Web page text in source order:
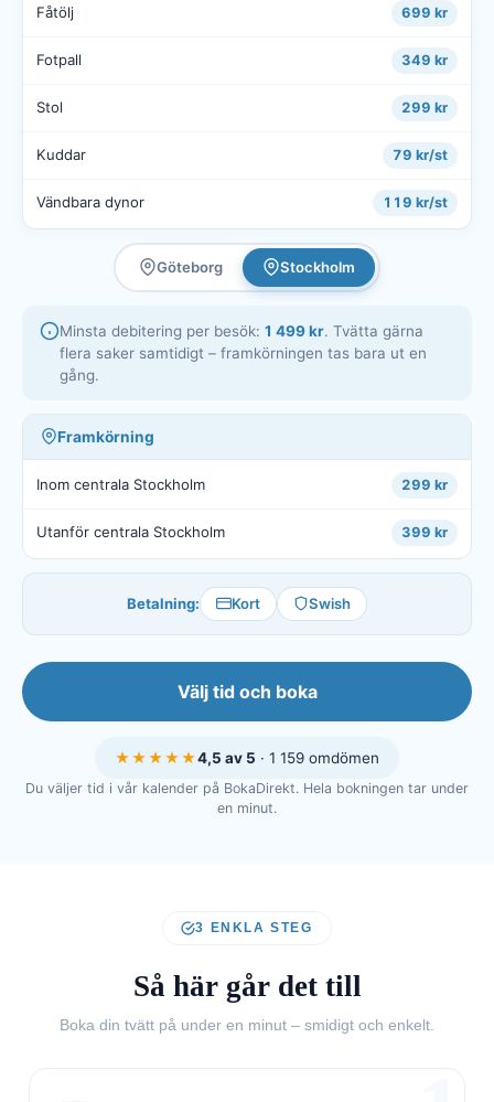
Fåtölj 699 kr
Fotpall 349 kr
Stol 299 kr
Kuddar 79 kr/st
Vändbara dynor 119 kr/st
Göteborg Stockholm
Minsta debitering per besök: 1 499 kr. Tvätta gärna
flera saker samtidigt – framkörningen tas bara ut en
gång.
Framkörning
Inom centrala Stockholm 299 kr
Utanför centrala Stockholm 399 kr
Betalning: Kort Swish
Välj tid och boka
★★★★★4,5 av 5 · 1 159 omdömen
Du väljer tid i vår kalender på BokaDirekt. Hela bokningen tar under
en minut.
3 ENKLA STEG
Så här går det till
Boka din tvätt på under en minut – smidigt och enkelt.